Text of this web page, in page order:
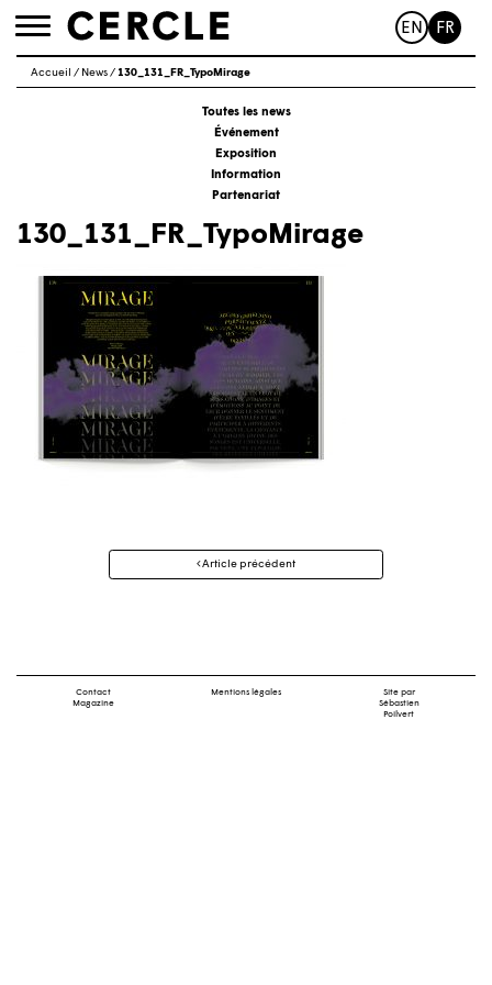
Toggle
EN FR
Accueil / News/ 130_131_FR_TypoMirage
Toutes les news
Événement
Exposition
Information
Partenariat
130_131_FR_TypoMirage
Navigation
Article précédent
Contact
Magazine
Mentions légales
Site par
Sébastien
Poilvert